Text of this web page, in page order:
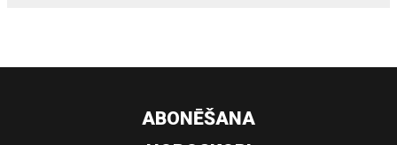
ABONĒŠANA